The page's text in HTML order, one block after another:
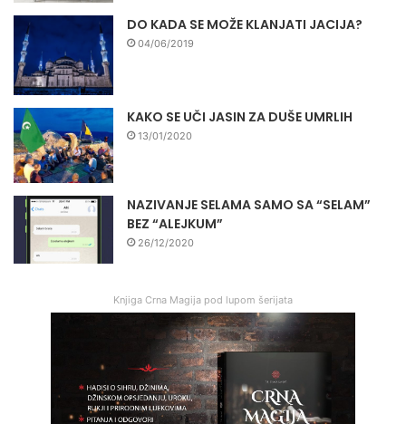
DO KADA SE MOŽE KLANJATI JACIJA?
04/06/2019
KAKO SE UČI JASIN ZA DUŠE UMRLIH
13/01/2020
NAZIVANJE SELAMA SAMO SA “SELAM”
BEZ “ALEJKUM”
26/12/2020
Knjiga Crna Magija pod lupom šerijata